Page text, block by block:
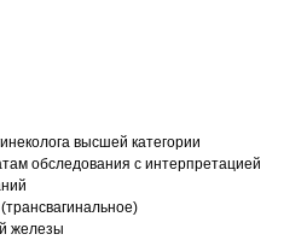
высшей категории
обследования с интерпретацией
железы